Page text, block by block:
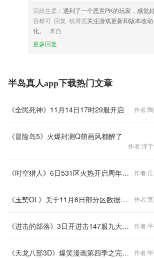
宗政生柔 ：遇到了一个恶意PK的玩家，感觉
容桦可 回复 钱博宽关注游戏更新和版本改
化。
来自
更多回复
半岛真人app下载热门文章
《全民死神》11月14日17时29服开启 作者:
《冒险岛5》火爆封测Q萌画风都醉了
作者:淳
《时空猎人》6日531区火热开启周年好礼天天送 作者:
《玉契OL》关于11月6日部分区数据互通公告 作者:
《进击的部落》3日开进击147服九大活动助阵 作者:
《天龙八部3D》爆笑漫画第四季之完结篇 作者: